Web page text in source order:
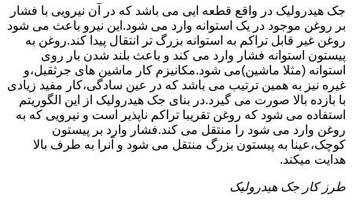
جک هیدرولیک در واقع قطعه ایی می باشد که در آن نیرویی با فشار
بر روغن موجود در یک استوانه وارد می شود.این نیرو باعث می شود
روغن غیر قابل تراکم به استوانه بزرگ تر انتقال پیدا کند.روغن به
پیستون استوانه فشار وارد می کند و باعث بلند شدن بار روی
استوانه (مثلا ماشین)می شود.مکانیزم کار ماشین های جرثقیل،و
غیره نیز به همین ترتیب می باشد که در عین سادگی،کار مفید زیادی
با بازده بالا صورت می گیرد.در بنای جک هیدرولیک از این الگوریتم
استفاده می شود که روغن تقریبا تراکم ناپذیر است و نیرویی که به
روغن وارد می شود را منتقل می کند.فشار وارد بر پیستون
کوچک،عینا به پیستون بزرگ منتقل می شود و آنرا به طرف بالا
هدایت میکند.
طرز کار جک هیدرولیک